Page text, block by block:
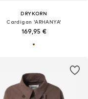
DRYKORN
Cardigan 'ARHANYA'
169,95 €